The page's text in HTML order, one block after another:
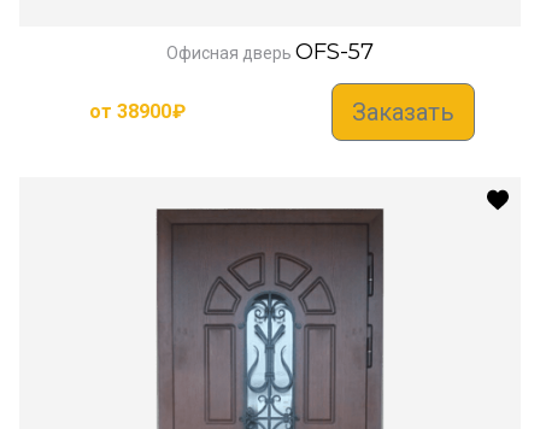
Офисная дверь OFS-57
от 38900₽ Заказать